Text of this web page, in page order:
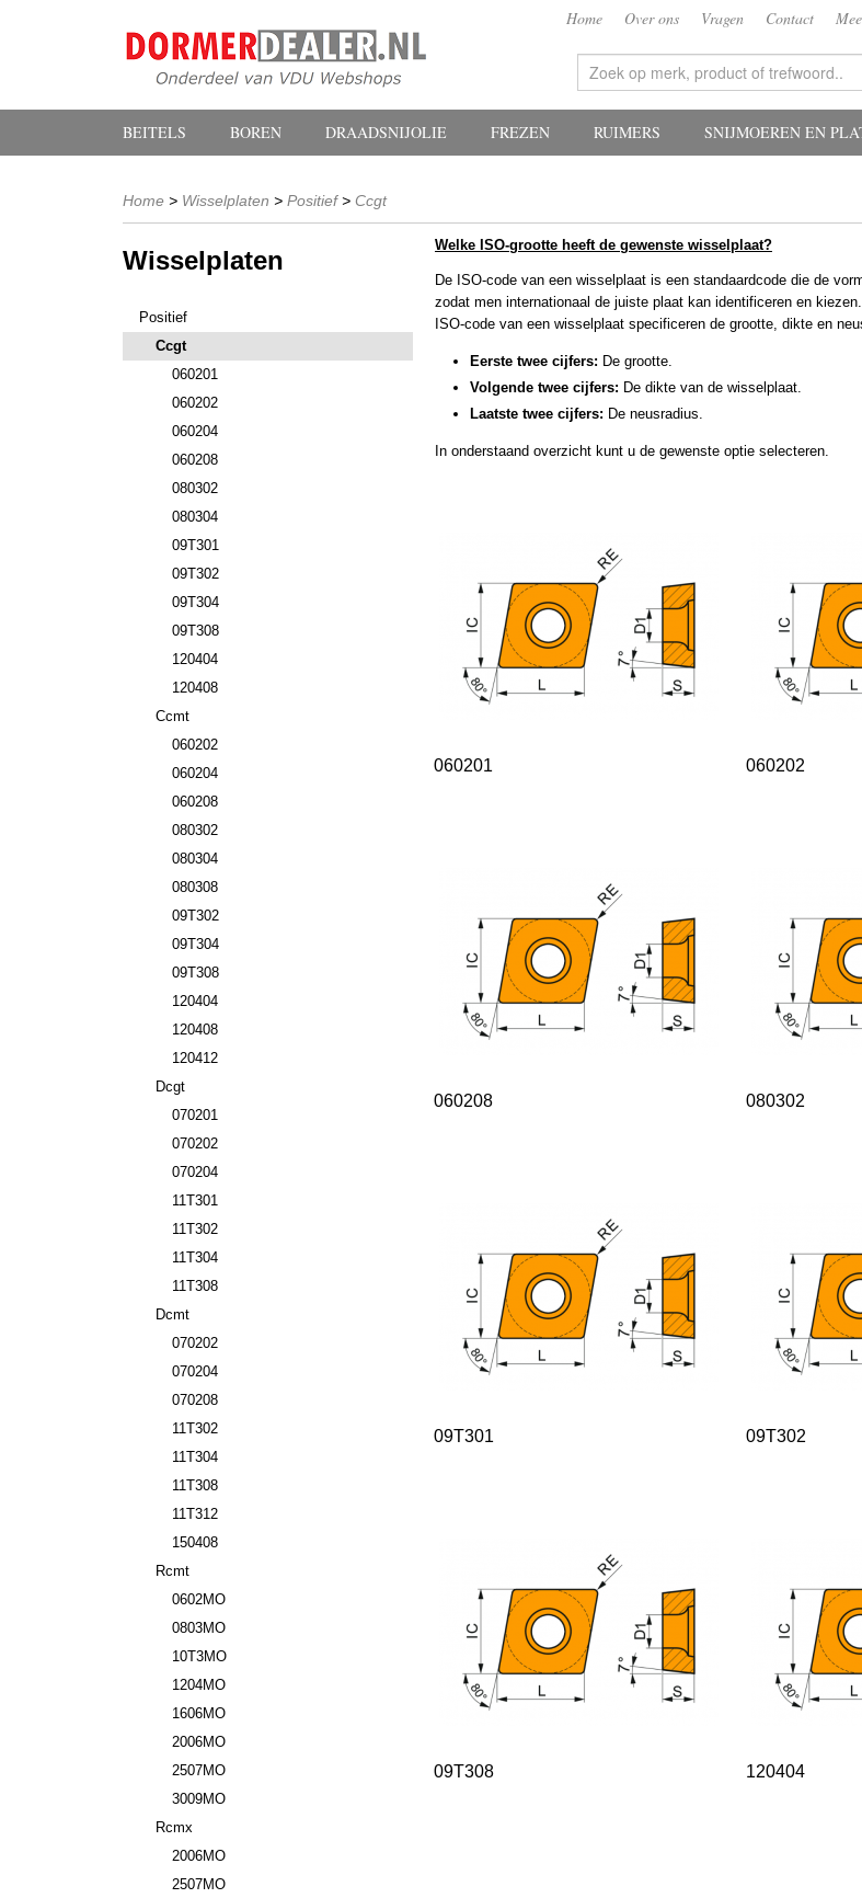
Home Over ons Vragen Contact
BEITELS BOREN DRAADSNIJOLIE FREZEN RUIMERS SNIJMOEREN EN
Home > Wisselplaten > Positief> Ccgt
Wisselplaten
Positief
Ccgt
060201
060202
060204
060208
080302
080304
09T301
09T302
09T304
09T308
120404
120408
Ccmt
060202
060204
060208
080302
080304
080308
09T302
09T304
09T308
120404
120408
120412
Dcgt
070201
070202
070204
11T301
11T302
11T304
11T308
Dcmt
070202
070204
070208
11T302
11T304
11T308
11T312
150408
Rcmt
0602MO
0803MO
10T3MO
1204MO
1606MO
2006MO
2507MO
3009MO
Rcmx
2006MO
2507MO
Welke ISO-grootte heeft de gewenste wisselplaat?
De ISO-code van een wisselplaat is een standaardcode die de
zodat men internationaal de juiste plaat kan identificeren en
ISO-code van een wisselplaat specificeren de grootte, dikte en
Eerste twee cijfers: De grootte.
Volgende twee cijfers: De dikte van de wisselplaat.
Laatste twee cijfers: De neusradius.
In onderstaand overzicht kunt u de gewenste optie selecteren.
060201 060202
060208 080302
09T301 09T302
09T308 120404